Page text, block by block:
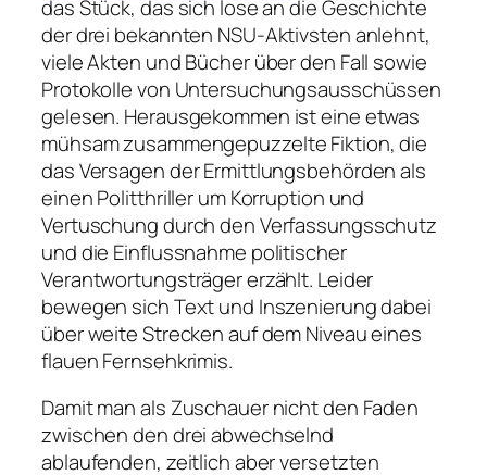
das Stück, das sich lose an die Geschichte
der drei bekannten NSU-Aktivsten anlehnt,
viele Akten und Bücher über den Fall sowie
Protokolle von Untersuchungsausschüssen
gelesen. Herausgekommen ist eine etwas
mühsam zusammengepuzzelte Fiktion, die
das Versagen der Ermittlungsbehörden als
einen Politthriller um Korruption und
Vertuschung durch den Verfassungsschutz
und die Einflussnahme politischer
Verantwortungsträger erzählt. Leider
bewegen sich Text und Inszenierung dabei
über weite Strecken auf dem Niveau eines
flauen Fernsehkrimis.
Damit man als Zuschauer nicht den Faden
zwischen den drei abwechselnd
ablaufenden, zeitlich aber versetzten